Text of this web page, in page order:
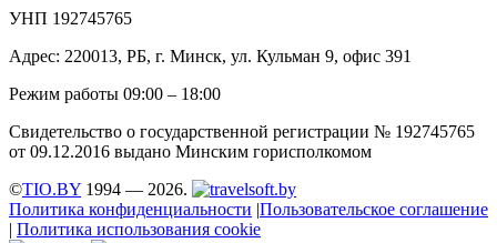
УНП 192745765
Адрес: 220013, РБ, г. Минск, ул. Кульман 9, офис 391
Режим работы 09:00 – 18:00
Свидетельство о государственной регистрации № 192745765
от 09.12.2016 выдано Минским горисполкомом
©TIO.BY 1994 — 2026.
Политика конфиденциальности |Пользовательское соглашение
| Политика использования cookie